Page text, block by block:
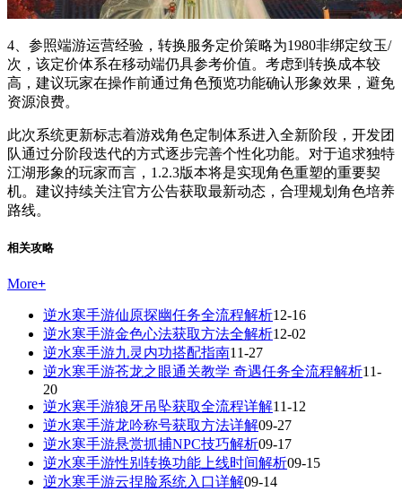
4、参照端游运营经验，转换服务定价策略为1980非绑定纹玉/
次，该定价体系在移动端仍具参考价值。考虑到转换成本较
高，建议玩家在操作前通过角色预览功能确认形象效果，避免
资源浪费。
此次系统更新标志着游戏角色定制体系进入全新阶段，开发团
队通过分阶段迭代的方式逐步完善个性化功能。对于追求独特
江湖形象的玩家而言，1.2.3版本将是实现角色重塑的重要契
机。建议持续关注官方公告获取最新动态，合理规划角色培养
路线。
相关攻略
More+
逆水寒手游仙原探幽任务全流程解析12-16
逆水寒手游金色心法获取方法全解析12-02
逆水寒手游九灵内功搭配指南11-27
逆水寒手游苍龙之眼通关教学 奇遇任务全流程解析11-
20
逆水寒手游狼牙吊坠获取全流程详解11-12
逆水寒手游龙吟称号获取方法详解09-27
逆水寒手游悬赏抓捕NPC技巧解析09-17
逆水寒手游性别转换功能上线时间解析09-15
逆水寒手游云捏脸系统入口详解09-14